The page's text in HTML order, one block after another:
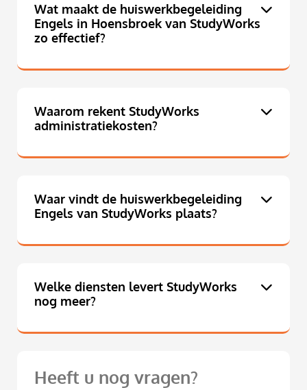
Wat maakt de huiswerkbegeleiding
Engels in Hoensbroek van StudyWorks
zo effectief?
Waarom rekent StudyWorks
administratiekosten?
Waar vindt de huiswerkbegeleiding
Engels van StudyWorks plaats?
Welke diensten levert StudyWorks
nog meer?
Heeft u nog vragen?